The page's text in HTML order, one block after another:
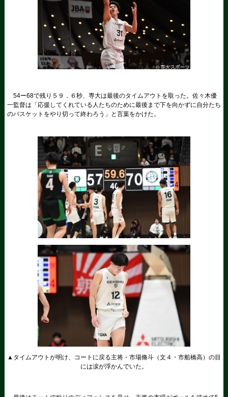
54ー68で残り５９．６秒、専大は最後のタイムアウトを取った。佐々木優
一監督は「応援してくれている人たちのために最後まで下を向かずに自分たち
のバスケットをやり切って終わろう」と言葉をかけた。
▲タイムアウトが明け、コートに戻る主将・市場脩斗（文４・市船橋高）の目
には涙が浮かんでいた。